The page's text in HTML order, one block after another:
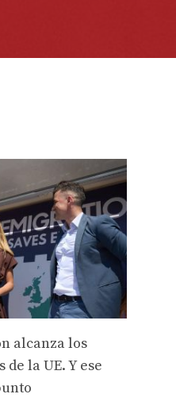
alcanza los
la UE. Y ese